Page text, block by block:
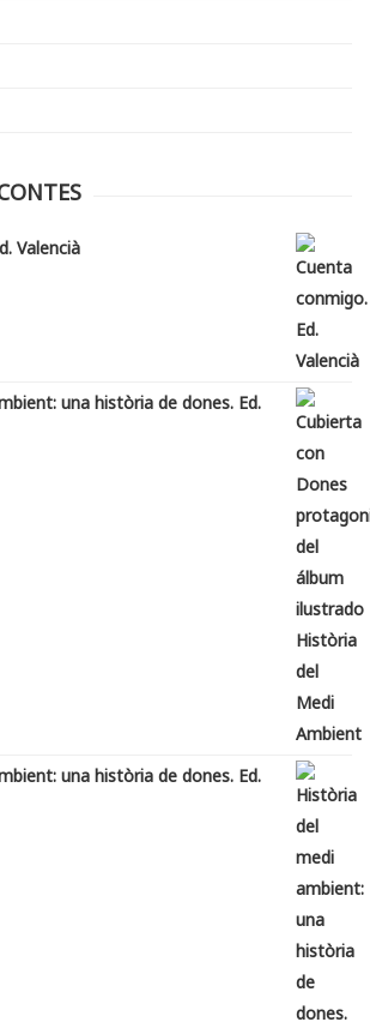
Valencià
una història de dones. Ed.
una història de dones. Ed.